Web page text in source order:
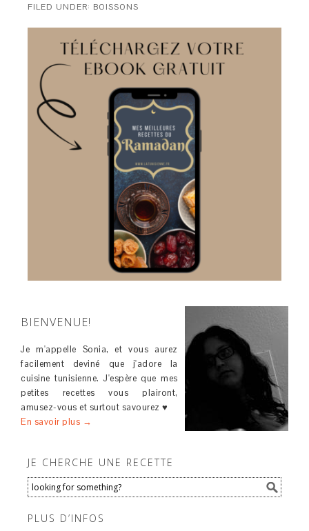
FILED UNDER: BOISSONS
BIENVENUE!
Je m'appelle Sonia, et vous aurez
facilement deviné que j'adore la
cuisine tunisienne. J'espère que mes
petites recettes vous plairont,
amusez-vous et surtout savourez ♥
En savoir plus →
JE CHERCHE UNE RECETTE
PLUS D’INFOS